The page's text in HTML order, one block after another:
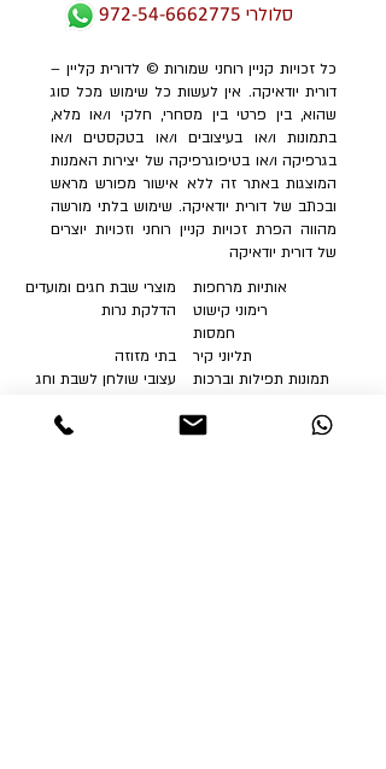
סלולרי 972-54-6662775
כל זכויות קניין רוחני שמורות © לדורית קליין –
דורית יודאיקה. אין לעשות כל שימוש מכל סוג
שהוא, בין פרטי בין מסחרי, חלקי ו/או מלא,
בתמונות ו/או בעיצובים ו/או בטקסטים ו/או
בגרפיקה ו/או בטיפוגרפיקה של יצירות האמנות
המוצגות באתר זה ללא אישור מפורש מראש
ובכתב של דורית יודאיקה. שימוש בלתי מורשה
מהווה הפרת זכויות קניין רוחני וזכויות יוצרים
של דורית יודאיקה
אותיות מרחפות
רימוני קישוט
חמסות
תליוני קיר
תמונות תפילות וברכות
מתנות ומזכרות לאירועים
מוצרי שבת חגים ומועדים
הדלקת נרות
בתי מזוזה
עצובי שולחן לשבת וחג
נטלות ומגבות ידיים